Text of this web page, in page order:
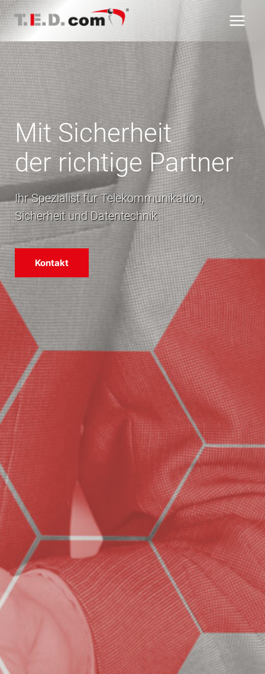
Zum
Inhalt
springen
Mit Sicherheit
der richtige Partner
Ihr Spezialist für Telekommunikation,
Sicherheit und Datentechnik
Kontakt